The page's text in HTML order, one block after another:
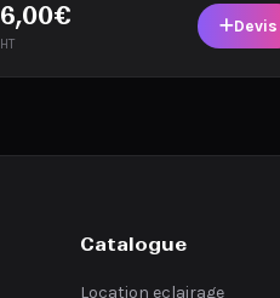
6,00€
HT
Devis
Catalogue
Location eclairage